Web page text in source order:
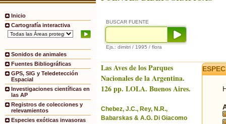
Inicio
Cartografía interactiva
Sonidos de animales
Fuentes Bibliográficas
GPS, SIG y Teledetección
Espacial
Investigaciones científicas en
las AP
Registros de colecciones y
relevamientos
Especies exóticas invasoras
BUSCAR FUENTE
Ejs.: dimitri / 1995 / flora
Las Aves de los Parques
Nacionales de la Argentina.
126 pp. LOLA. Buenos Aires.
Chebez, J.C., Rey, N.R.,
Babarskas & A.G. Di Giacomo